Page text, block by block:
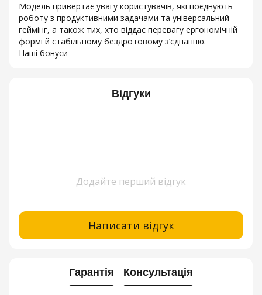
Модель привертає увагу користувачів, які поєднують
роботу з продуктивними задачами та універсальний
геймінг, а також тих, хто віддає перевагу ергономічній
формі й стабільному бездротовому з’єднанню.
Наші бонуси
Відгуки
Додайте перший відгук
Написати відгук
Гарантія Консультація